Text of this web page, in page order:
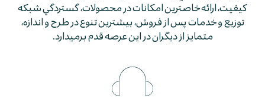
كيفيت، ارائه خاصترين امكانات در محصولات، گستردگي شبكه
توزيع و خدمات پس از فروش، بيشترين تنوع در طرح و اندازه،
متمايز از ديگران در اين عرصه قدم برمي­دارد.